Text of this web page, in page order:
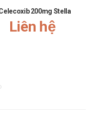
như phát ban, ngứa, mày
chảy, buồn nôn, nôn, đau
cáo các trường hợp riêng lẻ
200mg Stella
Liên hệ